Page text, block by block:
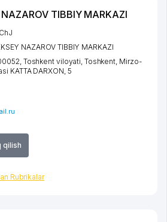
TIBBIY MARKAZI
qilish
Rubrikalar
NAZAROV TIBBIY MARKAZI
Toshkent viloyati, Toshkent, Mirzo-
KATTA DARXON, 5